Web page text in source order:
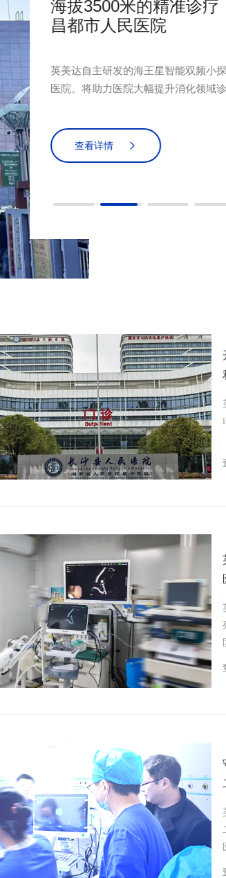
海拔3500米的精准诊疗
昌都市人民医院
英美达自主研发的海王星智能双频小
医院。将助力医院大幅提升消化领域
查看详情